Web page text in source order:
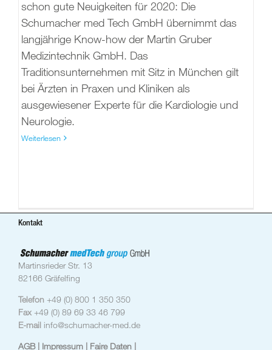
schon gute Neuigkeiten für 2020: Die
Schumacher med Tech GmbH übernimmt das
langjährige Know-how der Martin Gruber
Medizintechnik GmbH. Das
Traditionsunternehmen mit Sitz in München gilt
bei Ärzten in Praxen und Kliniken als
ausgewiesener Experte für die Kardiologie und
Neurologie.
Weiterlesen
Kontakt
Martinsrieder Str. 13
82166 Gräfelfing
Telefon +49 (0) 800 1 350 350
Fax +49 (0) 89 69 33 46 799
E-mail info@schumacher-med.de
AGB | Impressum | Faire Daten |